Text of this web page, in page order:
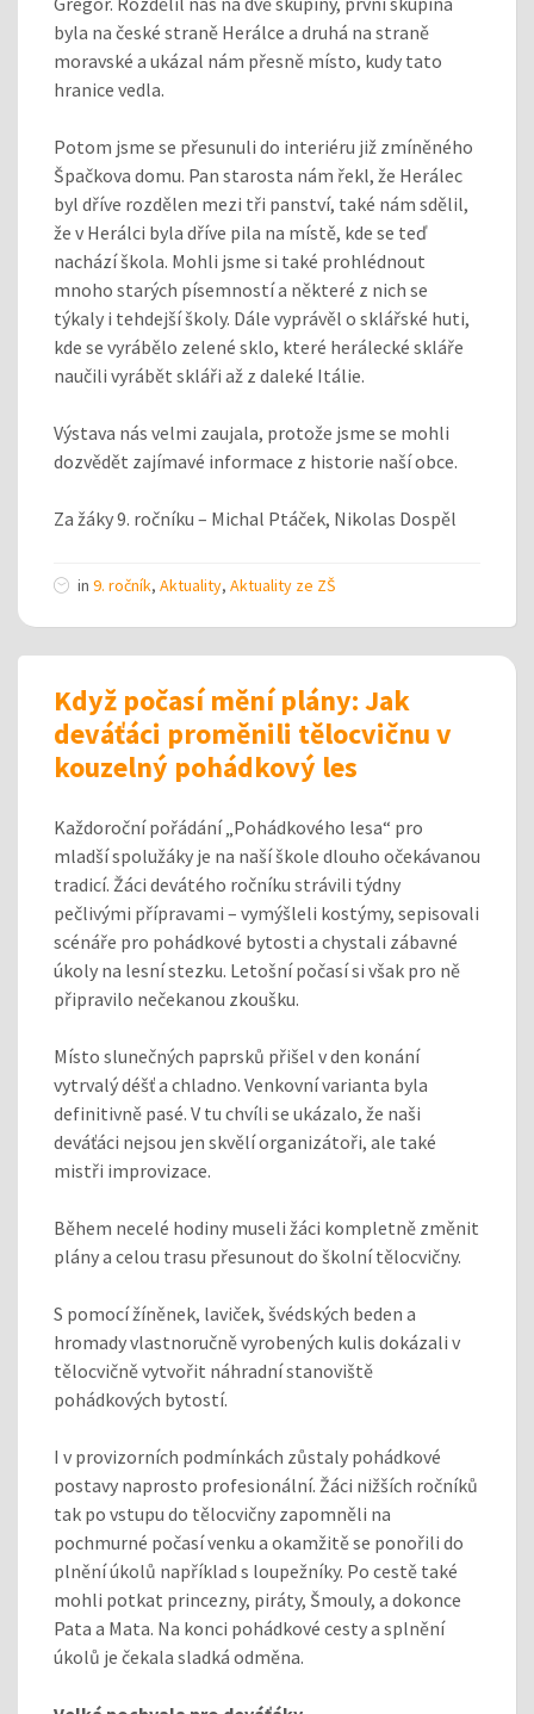
byla na české straně Herálce a druhá na straně
moravské a ukázal nám přesně místo, kudy tato
hranice vedla.
Potom jsme se přesunuli do interiéru již zmíněného
Špačkova domu. Pan starosta nám řekl, že Herálec
byl dříve rozdělen mezi tři panství, také nám sdělil,
že v Herálci byla dříve pila na místě, kde se teď
nachází škola. Mohli jsme si také prohlédnout
mnoho starých písemností a některé z nich se
týkaly i tehdejší školy. Dále vyprávěl o sklářské huti,
kde se vyrábělo zelené sklo, které herálecké skláře
naučili vyrábět skláři až z daleké Itálie.
Výstava nás velmi zaujala, protože jsme se mohli
dozvědět zajímavé informace z historie naší obce.
Za žáky 9. ročníku – Michal Ptáček, Nikolas Dospěl
in 9. ročník, Aktuality, Aktuality ze ZŠ
Když počasí mění plány: Jak
deváťáci proměnili tělocvičnu v
kouzelný pohádkový les
Každoroční pořádání „Pohádkového lesa“ pro
mladší spolužáky je na naší škole dlouho očekávanou
tradicí. Žáci devátého ročníku strávili týdny
pečlivými přípravami – vymýšleli kostýmy, sepisovali
scénáře pro pohádkové bytosti a chystali zábavné
úkoly na lesní stezku. Letošní počasí si však pro ně
připravilo nečekanou zkoušku.
Místo slunečných paprsků přišel v den konání
vytrvalý déšť a chladno. Venkovní varianta byla
definitivně pasé. V tu chvíli se ukázalo, že naši
deváťáci nejsou jen skvělí organizátoři, ale také
mistři improvizace.
Během necelé hodiny museli žáci kompletně změnit
plány a celou trasu přesunout do školní tělocvičny.
S pomocí žíněnek, laviček, švédských beden a
hromady vlastnoručně vyrobených kulis dokázali v
tělocvičně vytvořit náhradní stanoviště
pohádkových bytostí.
I v provizorních podmínkách zůstaly pohádkové
postavy naprosto profesionální. Žáci nižších ročníků
tak po vstupu do tělocvičny zapomněli na
pochmurné počasí venku a okamžitě se ponořili do
plnění úkolů například s loupežníky. Po cestě také
mohli potkat princezny, piráty, Šmouly, a dokonce
Pata a Mata. Na konci pohádkové cesty a splnění
úkolů je čekala sladká odměna.